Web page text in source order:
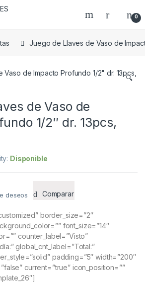
0
Juego de Llaves de Vaso de
🔍
de Vaso de
1/2″ dr. 13pcs,
Disponible
deseos Comparar
border_size=”2″
font_size=”14″
counter_label=”Visto”
global_cnt_label=”Total:”
padding=”5″ width=”200″
current=”true” icon_position=””